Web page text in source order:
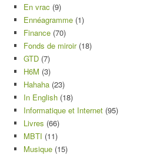
En vrac (9)
Ennéagramme (1)
Finance (70)
Fonds de miroir(18)
GTD (7)
H6M (3)
Hahaha (23)
In English (18)
Informatique et Internet (95)
Livres (66)
MBTI (11)
Musique (15)